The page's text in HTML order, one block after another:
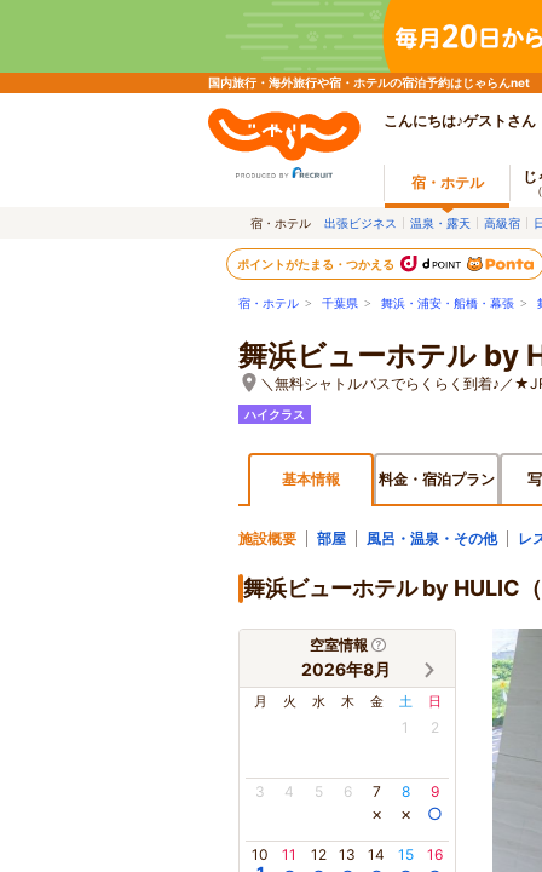
国内旅行・海外旅行や宿・ホテルの宿泊予約はじゃらんnet
こんにちは♪ゲストさん
宿・ホテル じ
宿・ホテル 出張ビジネス 温泉・露天 高級宿
ポイントがたまる・つかえる
宿・ホテル > 千葉県 > 舞浜・浦安・船橋・幕張 >
舞浜ビューホテル by
＼無料シャトルバスでらくらく到着♪／
ハイクラス
基本情報 料金・宿泊プラン
施設概要 部屋 風呂・温泉・その他 レ
舞浜ビューホテル by HULIC
空室情報
2026年8月
月 火 水 木 金 土 日
1 2
3 4 5 6 7
×
8
×
9
○
10 11 12 13 14 15 16